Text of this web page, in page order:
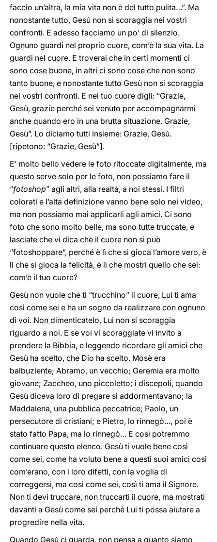
faccio un’altra, la mia vita non è del tutto pulita…”. Ma
nonostante tutto, Gesù non si scoraggia nei vostri
confronti. E adesso facciamo un po’ di silenzio.
Ognuno guardi nel proprio cuore, com’è la sua vita. La
guardi nel cuore. E troverai che in certi momenti ci
sono cose buone, in altri ci sono cose che non sono
tanto buone, e nonostante tutto Gesù non si scoraggia
nei vostri confronti. E nel tuo cuore digli: “Grazie,
Gesù, grazie perché sei venuto per accompagnarmi
anche quando ero in una brutta situazione. Grazie,
Gesù”. Lo diciamo tutti insieme: Grazie, Gesù.
[ripetono: “Grazie, Gesù”].
E’ molto bello vedere le foto ritoccate digitalmente, ma
questo serve solo per le foto, non possiamo fare il
“fotoshop” agli altri, alla realtà, a noi stessi. I filtri
colorati e l’alta definizione vanno bene solo nei video,
ma non possiamo mai applicarli agli amici. Ci sono
foto che sono molto belle, ma sono tutte truccate, e
lasciate che vi dica che il cuore non si può
“fotoshoppare”, perché è lì che si gioca l’amore vero, è
lì che si gioca la felicità, è lì che mostri quello che sei:
com’è il tuo cuore?
Gesù non vuole che ti “trucchino” il cuore, Lui ti ama
così come sei e ha un sogno da realizzare con ognuno
di voi. Non dimenticatelo, Lui non si scoraggia
riguardo a noi. E se voi vi scoraggiate vi invito a
prendere la Bibbia, e leggendo ricordare gli amici che
Gesù ha scelto, che Dio ha scelto. Mosè era
balbuziente; Abramo, un vecchio; Geremia era molto
giovane; Zaccheo, uno piccoletto; i discepoli, quando
Gesù diceva loro di pregare si addormentavano; la
Maddalena, una pubblica peccatrice; Paolo, un
persecutore di cristiani; e Pietro, lo rinnegò…, poi è
stato fatto Papa, ma lo rinnegò… E così potremmo
continuare questo elenco. Gesù ti vuole bene così
come sei, come ha voluto bene a questi suoi amici così
com’erano, con i loro difetti, con la voglia di
correggersi, ma così come sei, così ti ama il Signore.
Non ti devi truccare, non truccarti il cuore, ma mostrati
davanti a Gesù come sei perché Lui ti possa aiutare a
progredire nella vita.
Quando Gesù ci guarda, non pensa a quanto siamo